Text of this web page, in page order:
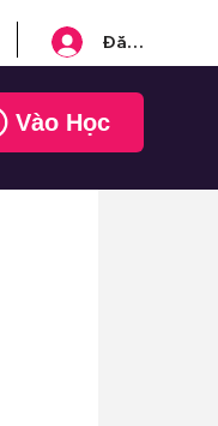
Đăng nhập
Vào Học